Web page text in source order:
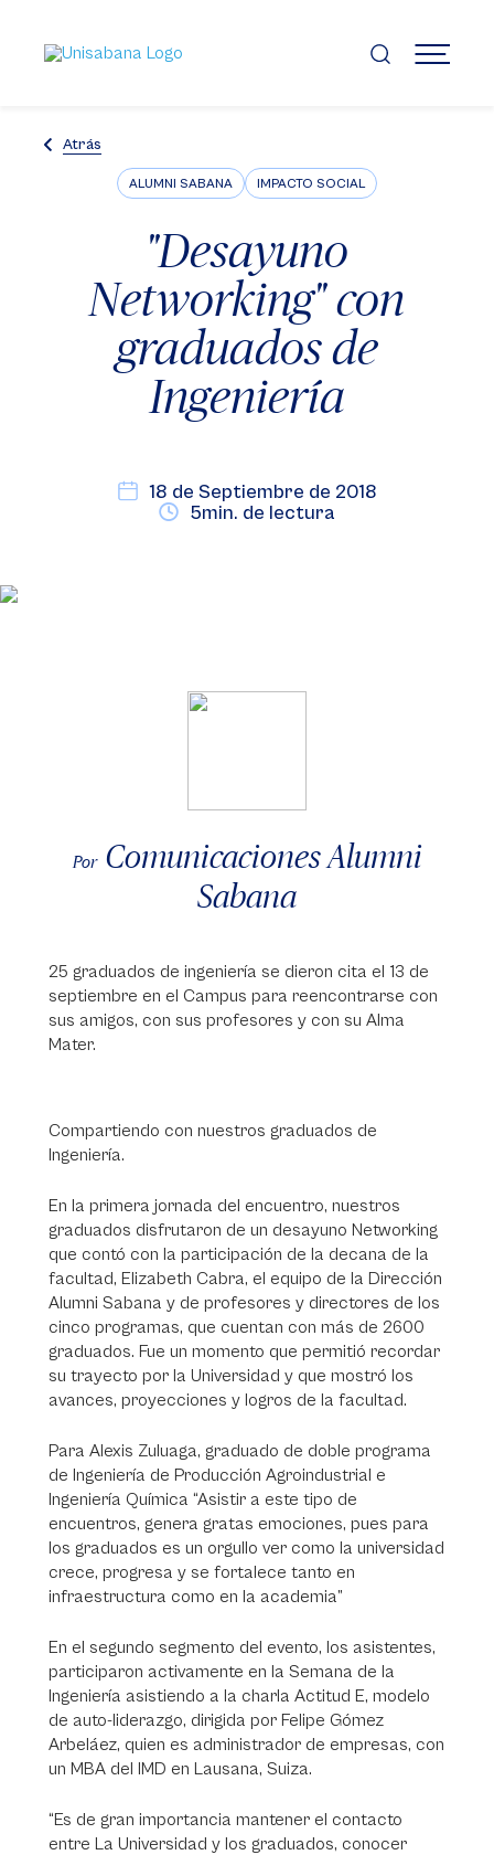
contenido
principal
MENÚ
Atrás
ALUMNI SABANA IMPACTO SOCIAL
"Desayuno
Networking" con
graduados de
Ingeniería
18 de Septiembre de 2018
5min. de lectura
Por Comunicaciones Alumni
Sabana
25 graduados de ingeniería se dieron cita el 13 de
septiembre en el Campus para reencontrarse con
sus amigos, con sus profesores y con su Alma
Mater.
Compartiendo con nuestros graduados de
Ingeniería.
En la primera jornada del encuentro, nuestros
graduados disfrutaron de un desayuno Networking
que contó con la participación de la decana de la
facultad, Elizabeth Cabra, el equipo de la Dirección
Alumni Sabana y de profesores y directores de los
cinco programas, que cuentan con más de 2600
graduados. Fue un momento que permitió recordar
su trayecto por la Universidad y que mostró los
avances, proyecciones y logros de la facultad.
Para Alexis Zuluaga, graduado de doble programa
de Ingeniería de Producción Agroindustrial e
Ingeniería Química “Asistir a este tipo de
encuentros, genera gratas emociones, pues para
los graduados es un orgullo ver como la universidad
crece, progresa y se fortalece tanto en
infraestructura como en la academia”
En el segundo segmento del evento, los asistentes,
participaron activamente en la Semana de la
Ingeniería asistiendo a la charla Actitud E, modelo
de auto-liderazgo, dirigida por Felipe Gómez
Arbeláez, quien es administrador de empresas, con
un MBA del IMD en Lausana, Suiza.
“Es de gran importancia mantener el contacto
entre La Universidad y los graduados, conocer